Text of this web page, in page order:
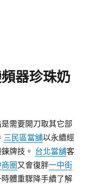
器珍珠奶
需要開刀取其它部
三民區當舖以永續經
牌技。 台北當舖客
圈又會復胖一中街
體重驟降手續了解